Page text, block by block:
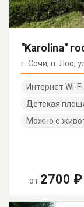
"Karolina"
г. Сочи, п. Лоо,
Интернет Wi-Fi
Детская
Можно с
от 2700 ₽